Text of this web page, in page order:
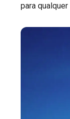
para